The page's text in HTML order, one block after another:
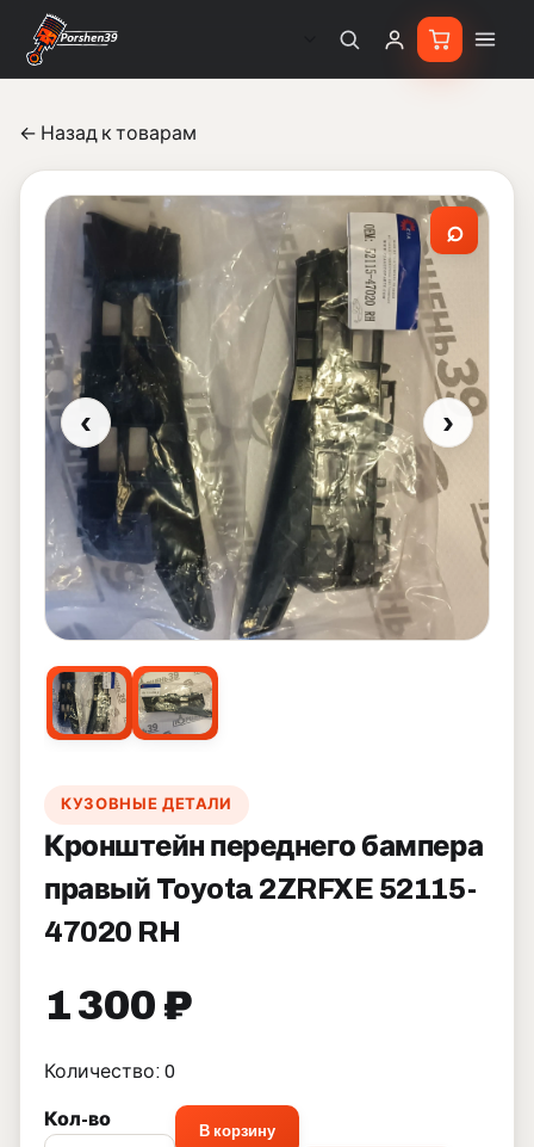
← Назад к товарам
‹
⌕
›
КУЗОВНЫЕ ДЕТАЛИ
Кронштейн переднего бампера
правый Toyota 2ZRFXE 52115-
47020 RH
1 300 ₽
Количество: 0
Кол-во
В корзину